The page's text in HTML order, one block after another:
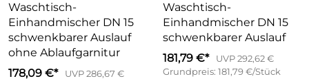
Waschtisch-
Einhandmischer DN 15
schwenkbarer Auslauf
ohne Ablaufgarnitur
178,09 €*
UVP 286,67 €
Waschtisch-
Einhandmischer DN 15
schwenkbarer Auslauf
181,79 €*
UVP 292,62 €
Grundpreis: 181,79 €/Stück